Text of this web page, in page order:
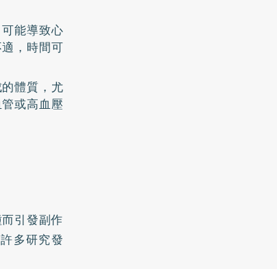
能導致心
，時間可
體質，尤
或高血壓
引發副作
多研究發